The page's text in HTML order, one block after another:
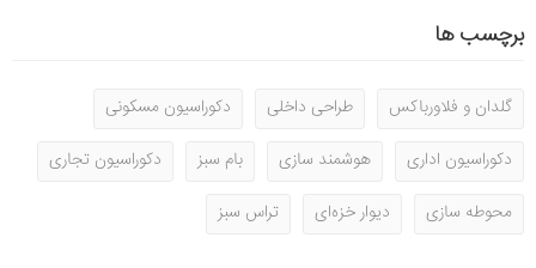
برچسب ها
گلدان و فلاورباکس طراحی داخلی
دکوراسیون مسکونی
دکوراسیون اداری
هوشمند سازی بام سبز
دکوراسیون تجاری
محوطه سازی
دیوار خزه‌ای تراس سبز